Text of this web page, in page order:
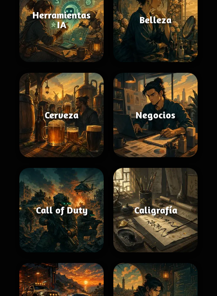
Herramientas
IA
Belleza
Cerveza Negocios
Call of Duty Caligrafía